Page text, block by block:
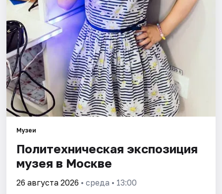
Артисты
Рейтинги
Музеи
Политехническая экспозиция
музея в Москве
26 августа 2026 • среда • 13:00